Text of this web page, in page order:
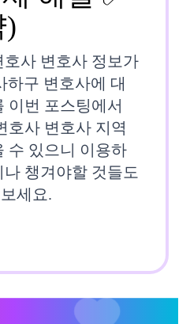
)
산
사
하
구
변
호
⚖️⚡
번
사 변호사 정보가
하구 변호사에 대
이번 포스팅에서
호사 변호사 지역
수 있으니 이용하
챙겨야할 것들도
세요.